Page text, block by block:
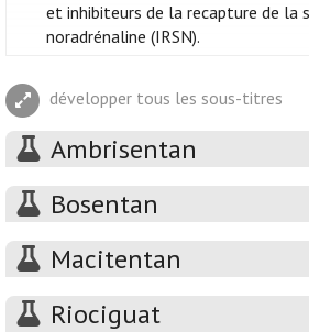
et inhibiteurs de la recapture de la
noradrénaline (IRSN).
développer tous les sous-titres
Ambrisentan
Bosentan
Macitentan
Riociguat